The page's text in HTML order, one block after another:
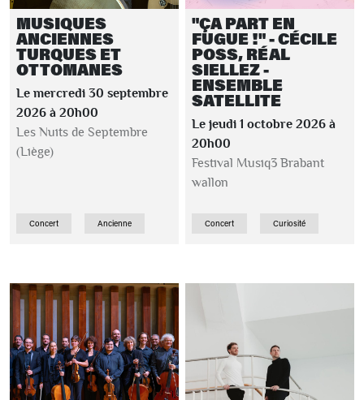
MUSIQUES
ANCIENNES
TURQUES ET
OTTOMANES
Le mercredi 30 septembre
2026 à 20h00
Les Nuits de Septembre
(Liège)
Concert Ancienne
"ÇA PART EN
FUGUE !" - CÉCILE
POSS, RÉAL
SIELLEZ -
ENSEMBLE
SATELLITE
Le jeudi 1 octobre 2026 à
20h00
Festival Musiq3 Brabant
wallon
Concert Curiosité